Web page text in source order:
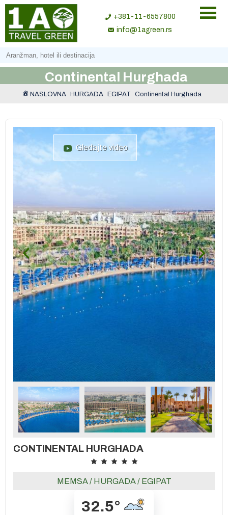
+381-11-6557800
info@1agreen.rs
Continental Hurghada
NASLOVNA HURGADA EGIPAT Continental Hurghada
Gledajte video
CONTINENTAL HURGHADA
MEMSA/ HURGADA/ EGIPAT
32.5°